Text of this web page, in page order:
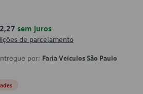
sem juros
de parcelamento
por: Faria Veículos São Paulo